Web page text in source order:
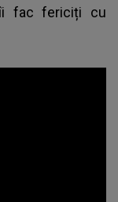
fac fericiți cu